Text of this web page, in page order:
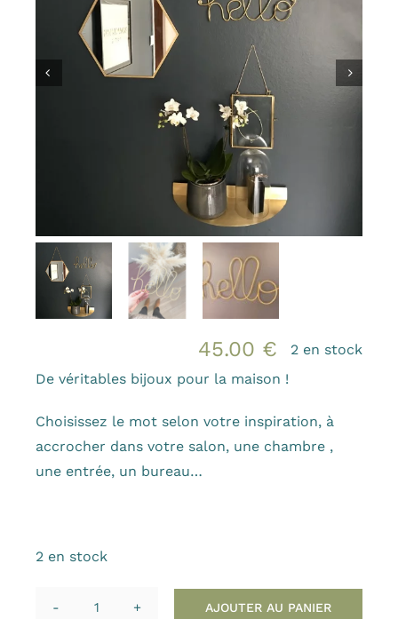
Bougies et senteurs
Les kids de MAMA
Mode
Prix canons
Gamme Made in France
Contact & accès
45.00 €
2 en stock
De véritables bijoux pour la maison !
Choisissez le mot selon votre inspiration, à
accrocher dans votre salon, une chambre ,
une entrée, un bureau…
2 en stock
AJOUTER AU PANIER